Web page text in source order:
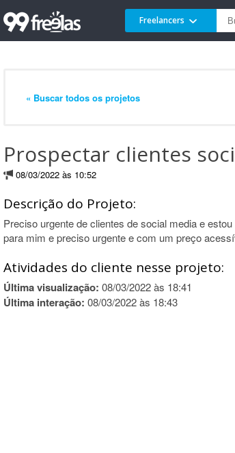
Freelancers
« Buscar todos os projetos
Prospectar clientes
08/03/2022 às 10:52
Descrição do Projeto:
Preciso urgente de clientes de social media e
para mim e preciso urgente e com um preço
Atividades do cliente nesse projeto:
Última visualização: 08/03/2022 às 18:41
Última interação: 08/03/2022 às 18:43